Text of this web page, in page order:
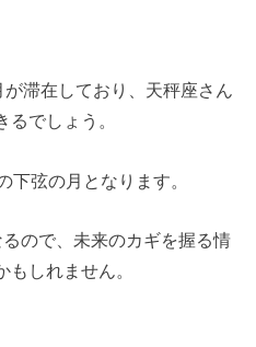
滞在しており、天秤座さん
るでしょう。
下弦の月となります。
ので、未来のカギを握る情
しれません。